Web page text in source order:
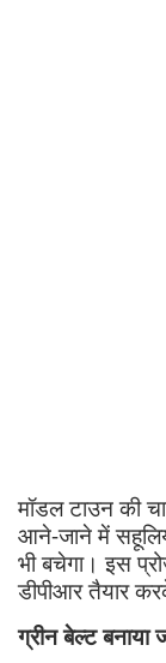
मॉडल टाउन की
आने-जाने में
भी बचेगा। इस
डीपीआर तैयार
ग्रीन बेल्ट बनाया